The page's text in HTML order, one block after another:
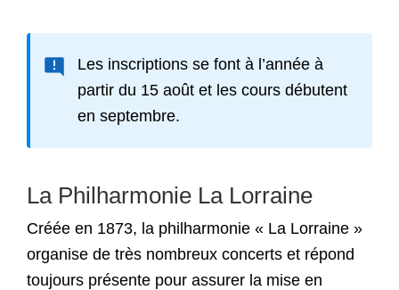
Les inscriptions se font à l’année à
partir du 15 août et les cours débutent
en septembre.
La Philharmonie La Lorraine
Créée en 1873, la philharmonie « La Lorraine »
organise de très nombreux concerts et répond
toujours présente pour assurer la mise en